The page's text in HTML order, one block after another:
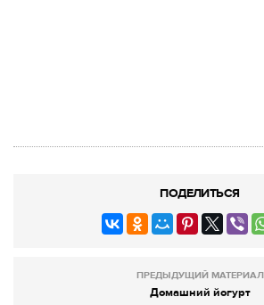
ПОДЕЛИТЬСЯ
ПРЕДЫДУЩИЙ МАТЕРИАЛ
Домашний йогурт